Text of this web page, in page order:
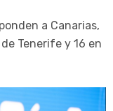
a Canarias,
Tenerife y 16 en